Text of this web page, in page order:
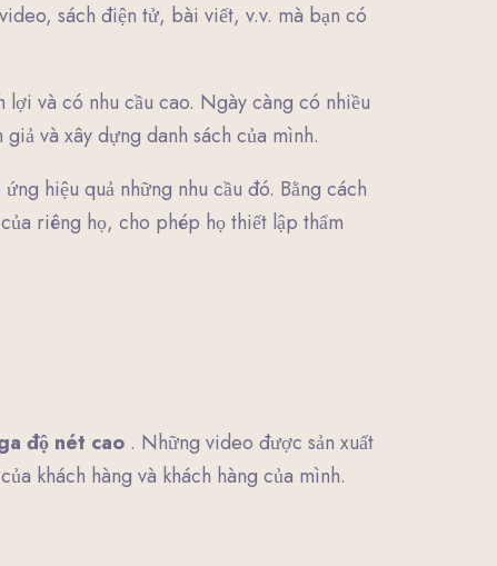
sách điện tử, bài viết, v.v. mà bạn có
lợi và có nhu cầu cao. Ngày càng có nhiều
và xây dựng danh sách của mình.
hiệu quả những nhu cầu đó. Bằng cách
riêng họ, cho phép họ thiết lập thẩm
độ nét cao . Những video được sản xuất
khách hàng và khách hàng của mình.